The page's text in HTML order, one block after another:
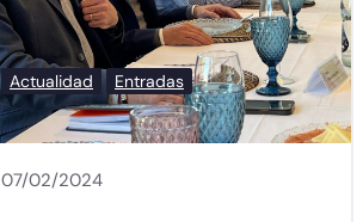
Actualidad Entradas
07/02/2024